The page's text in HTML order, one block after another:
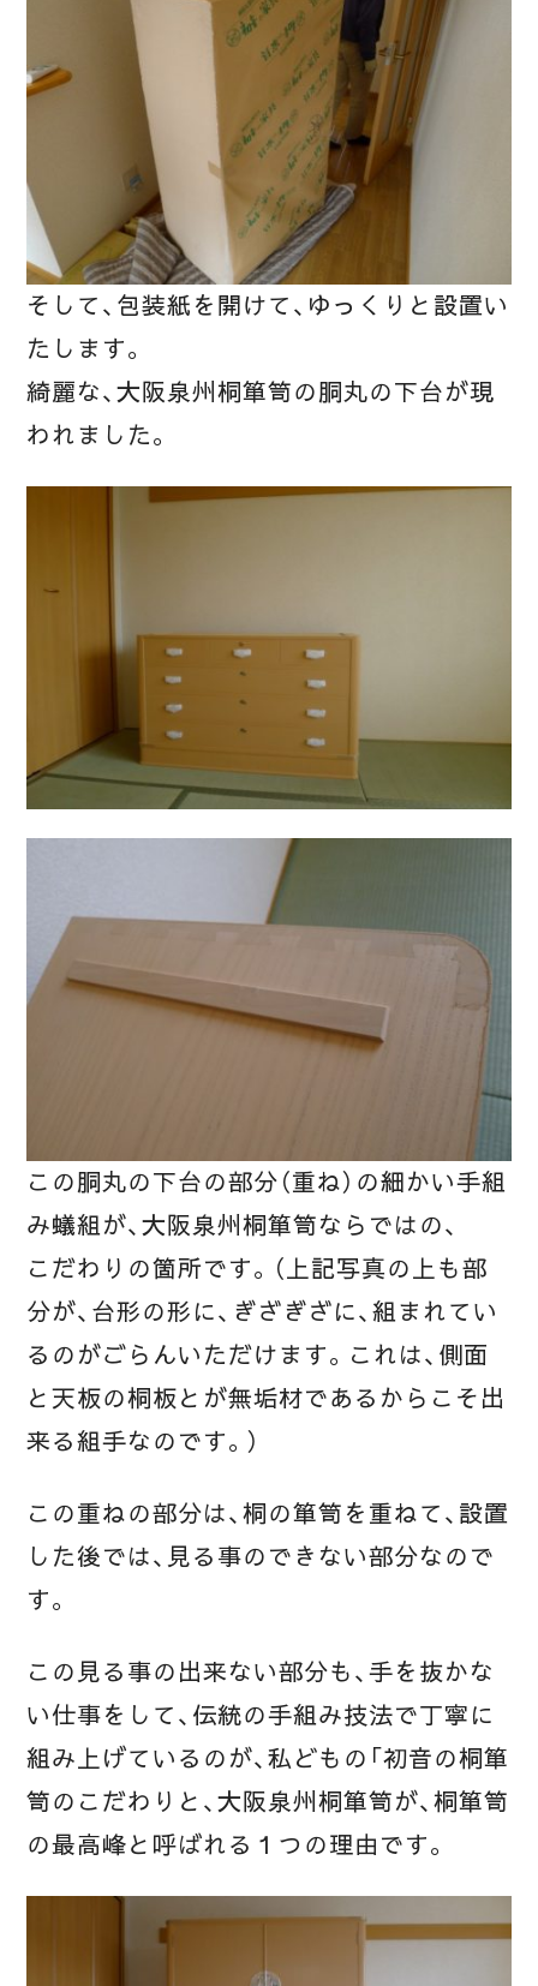
そして、包装紙を開けて、ゆっくりと設置い
たします。
綺麗な、大阪泉州桐箪笥の胴丸の下台が現
われました。
この胴丸の下台の部分（重ね）の細かい手組
み蟻組が、大阪泉州桐箪笥ならではの、
こだわりの箇所です。（上記写真の上も部
分が、台形の形に、ぎざぎざに、組まれてい
るのがごらんいただけます。これは、側面
と天板の桐板とが無垢材であるからこそ出
来る組手なのです。）
この重ねの部分は、桐の箪笥を重ねて、設置
した後では、見る事のできない部分なので
す。
この見る事の出来ない部分も、手を抜かな
い仕事をして、伝統の手組み技法で丁寧に
組み上げているのが、私どもの「初音の桐箪
笥のこだわりと、大阪泉州桐箪笥が、桐箪笥
の最高峰と呼ばれる１つの理由です。